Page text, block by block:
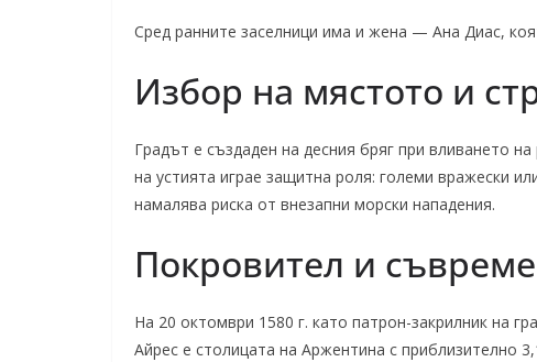
Сред ранните заселници има и жена — Ана Диас,
Избор на мястото и
Градът е създаден на десния бряг при вливането
на устията играе защитна роля: големи вражески
намалява риска от внезапни морски нападения.
Покровител и
На 20 октомври 1580 г. като патрон-закрилник на
Айрес е столицата на Аржентина с приблизително